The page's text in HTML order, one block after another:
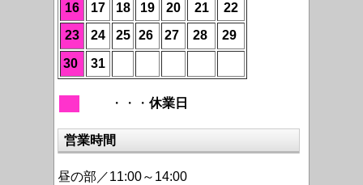
16
17 18 19 20 21
22
23
24 25 26 27 28 29
30 31
・・・ 休業日
営業時間
昼の部／11:00～14:00